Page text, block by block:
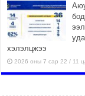
хэлэлцжээ
2026 оны 7 сар 22 / 11